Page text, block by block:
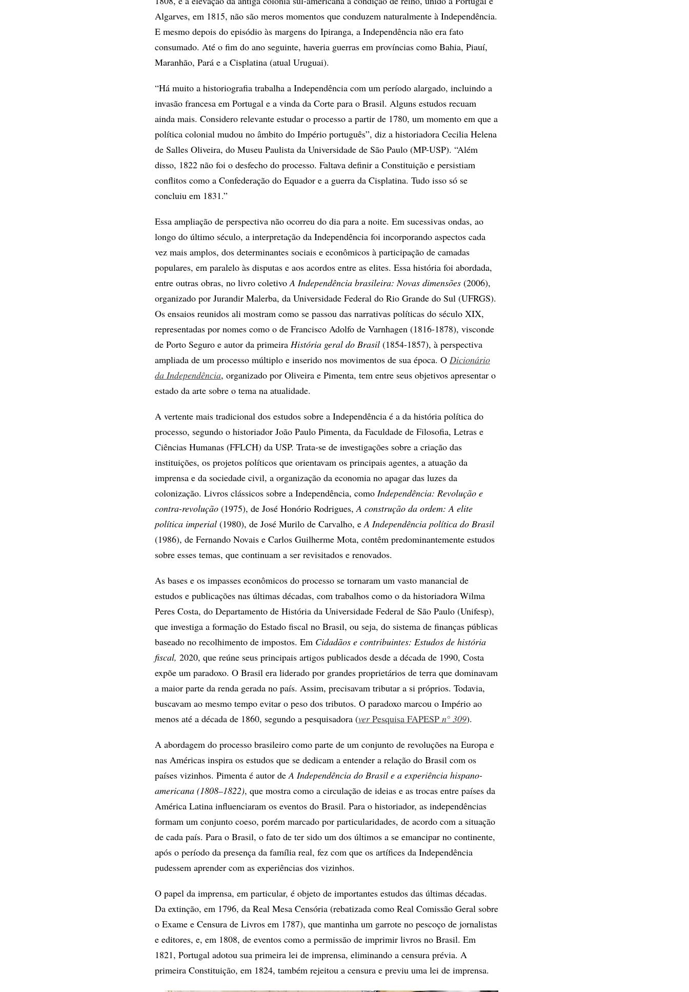
Algarves, em 1815, não são meros momentos que conduzem naturalmente à Independência.
E mesmo depois do episódio às margens do Ipiranga, a Independência não era fato
consumado. Até o fim do ano seguinte, haveria guerras em províncias como Bahia, Piauí,
Maranhão, Pará e a Cisplatina (atual Uruguai).
“Há muito a historiografia trabalha a Independência com um período alargado, incluindo a
invasão francesa em Portugal e a vinda da Corte para o Brasil. Alguns estudos recuam
ainda mais. Considero relevante estudar o processo a partir de 1780, um momento em que a
política colonial mudou no âmbito do Império português”, diz a historiadora Cecilia Helena
de Salles Oliveira, do Museu Paulista da Universidade de São Paulo (MP-USP). “Além
disso, 1822 não foi o desfecho do processo. Faltava definir a Constituição e persistiam
conflitos como a Confederação do Equador e a guerra da Cisplatina. Tudo isso só se
concluiu em 1831.”
Essa ampliação de perspectiva não ocorreu do dia para a noite. Em sucessivas ondas, ao
longo do último século, a interpretação da Independência foi incorporando aspectos cada
vez mais amplos, dos determinantes sociais e econômicos à participação de camadas
populares, em paralelo às disputas e aos acordos entre as elites. Essa história foi abordada,
entre outras obras, no livro coletivoA Independência brasileira: Novas dimensões (2006),
organizado por Jurandir Malerba, da Universidade Federal do Rio Grande do Sul (UFRGS).
Os ensaios reunidos ali mostram como se passou das narrativas políticas do século XIX,
representadas por nomes como o de Francisco Adolfo de Varnhagen (1816-1878), visconde
de Porto Seguro e autor da primeira História geral do Brasil (1854-1857), à perspectiva
ampliada de um processo múltiplo e inserido nos movimentos de sua época. O Dicionário
da Independência, organizado por Oliveira e Pimenta, tem entre seus objetivos apresentar o
estado da arte sobre o tema na atualidade.
A vertente mais tradicional dos estudos sobre a Independência é a da história política do
processo, segundo o historiador João Paulo Pimenta, da Faculdade de Filosofia, Letras e
Ciências Humanas (FFLCH) da USP. Trata-se de investigações sobre a criação das
instituições, os projetos políticos que orientavam os principais agentes, a atuação da
imprensa e da sociedade civil, a organização da economia no apagar das luzes da
colonização. Livros clássicos sobre a Independência, como Independência: Revolução e
contra-revolução (1975), de José Honório Rodrigues,A construção da ordem: A elite
política imperial (1980), de José Murilo de Carvalho, eA Independência política do Brasil
(1986), de Fernando Novais e Carlos Guilherme Mota, contêm predominantemente estudos
sobre esses temas, que continuam a ser revisitados e renovados.
As bases e os impasses econômicos do processo se tornaram um vasto manancial de
estudos e publicações nas últimas décadas, com trabalhos como o da historiadora Wilma
Peres Costa, do Departamento de História da Universidade Federal de São Paulo (Unifesp),
que investiga a formação do Estado fiscal no Brasil, ou seja, do sistema de finanças públicas
baseado no recolhimento de impostos. Em Cidadãos e contribuintes: Estudos de história
fiscal, 2020, que reúne seus principais artigos publicados desde a década de 1990, Costa
expõe um paradoxo. O Brasil era liderado por grandes proprietários de terra que dominavam
a maior parte da renda gerada no país. Assim, precisavam tributar a si próprios. Todavia,
buscavam ao mesmo tempo evitar o peso dos tributos. O paradoxo marcou o Império ao
menos até a década de 1860, segundo a pesquisadora (verPesquisa FAPESP n° 309).
A abordagem do processo brasileiro como parte de um conjunto de revoluções na Europa e
nas Américas inspira os estudos que se dedicam a entender a relação do Brasil com os
países vizinhos. Pimenta é autor deA Independência do Brasil e a experiência hispano-
americana (1808–1822), que mostra como a circulação de ideias e as trocas entre países da
América Latina influenciaram os eventos do Brasil. Para o historiador, as independências
formam um conjunto coeso, porém marcado por particularidades, de acordo com a situação
de cada país. Para o Brasil, o fato de ter sido um dos últimos a se emancipar no continente,
após o período da presença da família real, fez com que os artífices da Independência
pudessem aprender com as experiências dos vizinhos.
O papel da imprensa, em particular, é objeto de importantes estudos das últimas décadas.
Da extinção, em 1796, da Real Mesa Censória (rebatizada como Real Comissão Geral sobre
o Exame e Censura de Livros em 1787), que mantinha um garrote no pescoço de jornalistas
e editores, e, em 1808, de eventos como a permissão de imprimir livros no Brasil. Em
1821, Portugal adotou sua primeira lei de imprensa, eliminando a censura prévia. A
primeira Constituição, em 1824, também rejeitou a censura e previu uma lei de imprensa.